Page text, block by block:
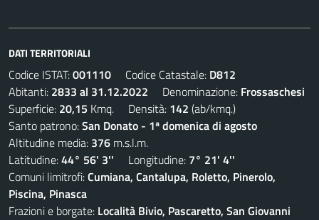
DATI TERRITORIALI
Codice ISTAT:001110 Codice Catastale: D812
Abitanti: 2833 al 31.12.2022 Denominazione: Frossaschesi
Superficie: 20,15 Kmq. Densità: 142 (ab/kmq.)
Santo patrono:San Donato - 1ª domenica di agosto
Altitudine media: 376 m.s.l.m.
Latitudine:44° 56' 3'' Longitudine: 7° 21' 4''
Comuni limitrofi:Cumiana, Cantalupa, Roletto, Pinerolo,
Piscina, Pinasca
Frazioni e borgate: Località Bivio, Pascaretto, San Giovanni